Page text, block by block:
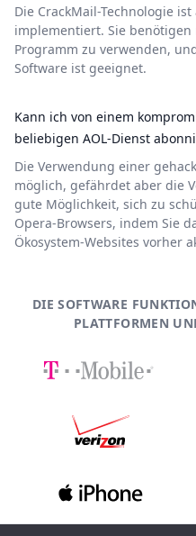
Die CrackMail-Technologie
implementiert. Sie benötigen
Programm zu verwenden,
Software ist geeignet.
Kann ich von einem
beliebigen AOL-Dienst
Die Verwendung einer
möglich, gefährdet aber die
gute Möglichkeit, sich zu
Opera-Browsers, indem Sie
Ökosystem-Websites vorher
DIE SOFTWARE
PLATTFORMEN